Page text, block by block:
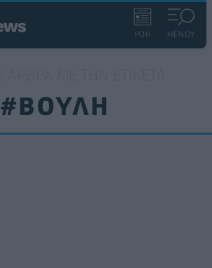
ΡΟΗ ΜΕΝΟΥ
#ΒΟΥΛΗ